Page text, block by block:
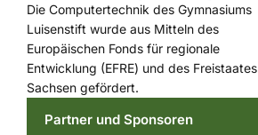
Die Computertechnik des Gymnasiums
Luisenstift wurde aus Mitteln des
Europäischen Fonds für regionale
Entwicklung (EFRE) und des Freistaates
Sachsen gefördert.
Partner und Sponsoren